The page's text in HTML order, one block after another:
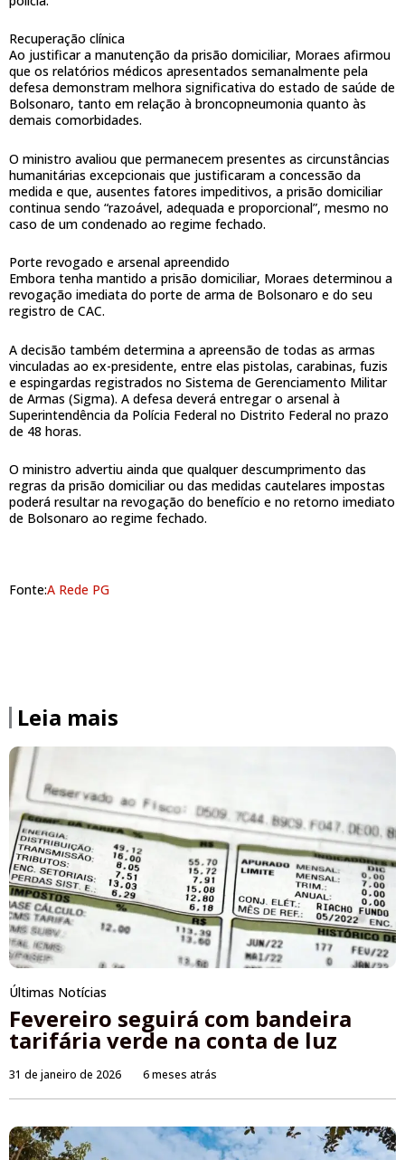
Recuperação clínica
Ao justificar a manutenção da prisão domiciliar, Moraes afirmou
que os relatórios médicos apresentados semanalmente pela
defesa demonstram melhora significativa do estado de saúde de
Bolsonaro, tanto em relação à broncopneumonia quanto às
demais comorbidades.
O ministro avaliou que permanecem presentes as circunstâncias
humanitárias excepcionais que justificaram a concessão da
medida e que, ausentes fatores impeditivos, a prisão domiciliar
continua sendo “razoável, adequada e proporcional”, mesmo no
caso de um condenado ao regime fechado.
Porte revogado e arsenal apreendido
Embora tenha mantido a prisão domiciliar, Moraes determinou a
revogação imediata do porte de arma de Bolsonaro e do seu
registro de CAC.
A decisão também determina a apreensão de todas as armas
vinculadas ao ex-presidente, entre elas pistolas, carabinas, fuzis
e espingardas registrados no Sistema de Gerenciamento Militar
de Armas (Sigma). A defesa deverá entregar o arsenal à
Superintendência da Polícia Federal no Distrito Federal no prazo
de 48 horas.
O ministro advertiu ainda que qualquer descumprimento das
regras da prisão domiciliar ou das medidas cautelares impostas
poderá resultar na revogação do benefício e no retorno imediato
de Bolsonaro ao regime fechado.
Fonte:A Rede PG
Leia mais
Últimas Notícias
Fevereiro seguirá com bandeira
tarifária verde na conta de luz
31 de janeiro de 2026 6 meses atrás